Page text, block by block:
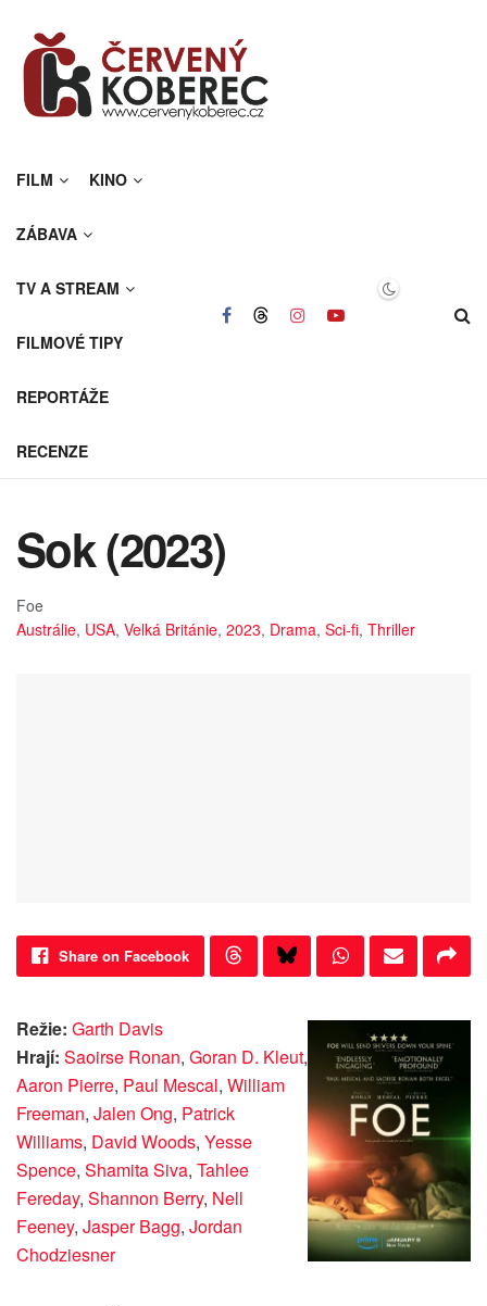
FILM KINO
ZÁBAVA
TV A STREAM
FILMOVÉ TIPY
REPORTÁŽE
RECENZE
Sok (2023)
Foe
Austrálie, USA, Velká Británie, 2023, Drama, Sci-fi, Thriller
Share on Facebook
Režie: Garth Davis
Hrají: Saoirse Ronan, Goran D. Kleut,
Aaron Pierre, Paul Mescal, William
Freeman, Jalen Ong, Patrick
Williams, David Woods, Yesse
Spence, Shamita Siva, Tahlee
Fereday, Shannon Berry, Nell
Feeney, Jasper Bagg, Jordan
Chodziesner